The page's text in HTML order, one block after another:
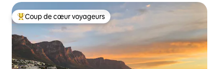
Coups de cœur voyageurs les plus appréciés
Coup de cœur voyageurs